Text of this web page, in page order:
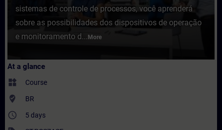
sistemas de controle de processos, você aprenderá
sobre as possibilidades dos dispositivos de operação
e monitoramento d... More
At a glance
widgets Course
where_to_vote BR
access_time 5 days